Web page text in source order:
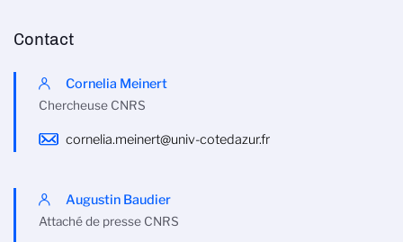
Contact
Cornelia Meinert
Chercheuse CNRS
cornelia.meinert@univ-cotedazur.fr
Augustin Baudier
Attaché de presse CNRS